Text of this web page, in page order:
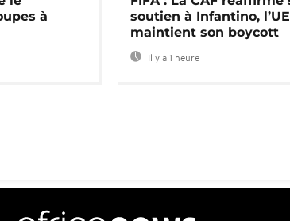
à
soutien à Infantino,
maintient son boycott
Il y a 1 heure